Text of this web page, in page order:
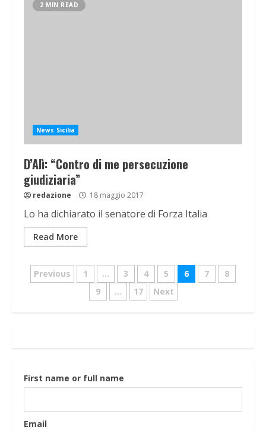
2 MIN READ
News Sicilia
D’Alì: “Contro di me persecuzione
giudiziaria”
redazione 18 maggio 2017
Lo ha dichiarato il senatore di Forza Italia
Read More
Navigazione
Previous 1 … 3 4 5 6 7
8
9
… 17 Next
First name or full name
Email